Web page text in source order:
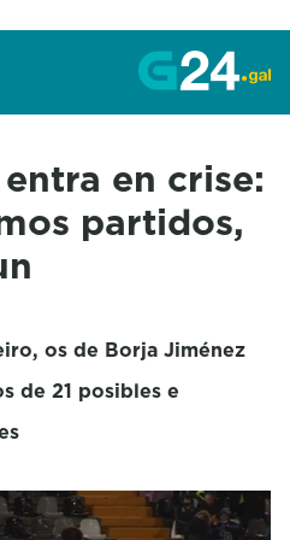
en crise:
partidos,
os de Borja Jiménez
de 21 posibles e